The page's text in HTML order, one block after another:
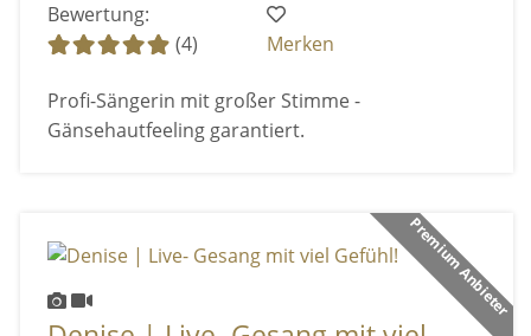
Bewertung:
(4)
Merken
Profi-Sängerin mit großer Stimme -
Gänsehautfeeling garantiert.
Premium Anbieter